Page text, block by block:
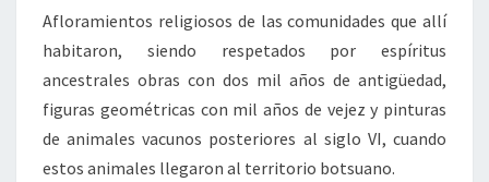
Afloramientos religiosos de las comunidades que allí
habitaron, siendo respetados por espíritus
ancestrales obras con dos mil años de antigüedad,
figuras geométricas con mil años de vejez y pinturas
de animales vacunos posteriores al siglo VI, cuando
estos animales llegaron al territorio botsuano.